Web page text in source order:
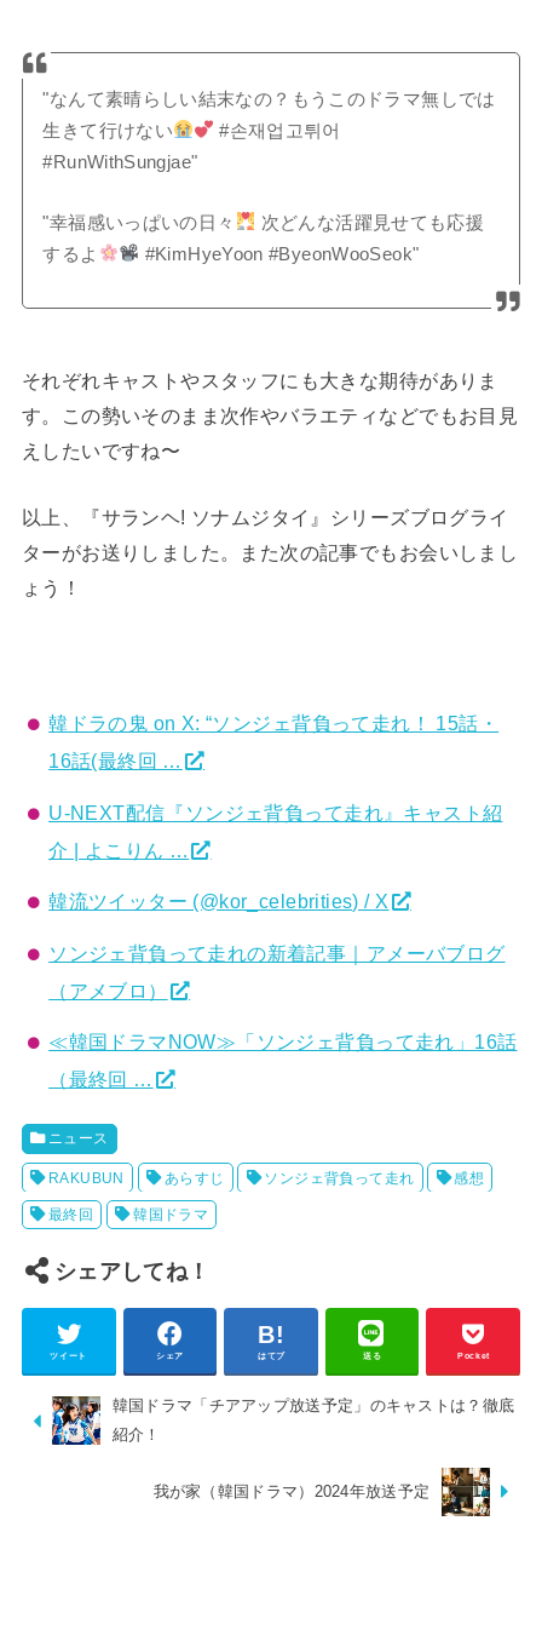
"なんて素晴らしい結末なの？もうこのドラマ無しでは
生きて行けない
#손재업고튀어
#RunWithSungjae"
"幸福感いっぱいの日々
次どんな活躍見せても応援
するよ
#KimHyeYoon #ByeonWooSeok"
それぞれキャストやスタッフにも大きな期待がありま
す。この勢いそのまま次作やバラエティなどでもお目見
えしたいですね〜
以上、『サランヘ! ソナムジタイ』シリーズブログライ
ターがお送りしました。また次の記事でもお会いしまし
ょう！
韓ドラの鬼 on X: “ソンジェ背負って走れ！ 15話・
16話(最終回 …
U-NEXT配信『ソンジェ背負って走れ』キャスト紹
介 | よこりん …
韓流ツイッター (@kor_celebrities) / X
ソンジェ背負って走れの新着記事｜アメーバブログ
（アメブロ）
≪韓国ドラマNOW≫「ソンジェ背負って走れ」16話
（最終回 …
ニュース
RAKUBUN あらすじ ソンジェ背負って走れ 感想
最終回 韓国ドラマ
シェアしてね！
ツイート シェア はてブ 送る Pocket
韓国ドラマ「チアアップ放送予定」のキャストは？徹底
紹介！
我が家（韓国ドラマ）2024年放送予定